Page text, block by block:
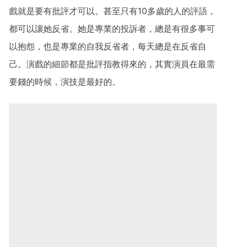
戲就是要有批評才可以。甚至只有10多歲的人的評語，
都可以讓她反省。她是專業的投訴者，總是有很多事可
以抱怨，也是專業的自我反省者，每天總是在反省自
己。演戲的細節都是批評指教得來的，其實演員在最需
要錢的時候，演技是最好的。